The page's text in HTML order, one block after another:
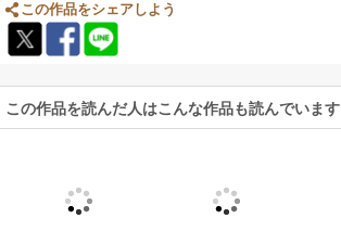
この作品をシェアしよう
この作品を読んだ人はこんな作品も読んでいます